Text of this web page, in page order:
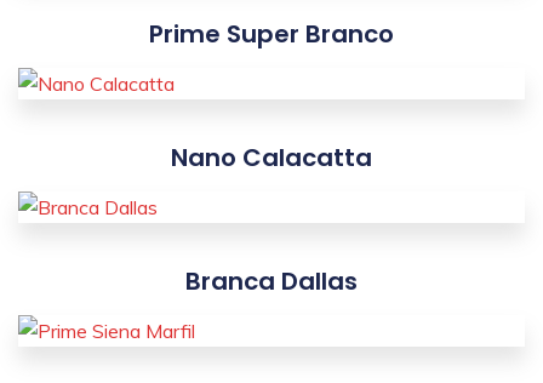
Prime Super Branco
Nano Calacatta
Branca Dallas